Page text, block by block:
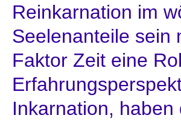
Reinkarnation im
Seelenanteile sein
Faktor Zeit eine
Inkarnation,